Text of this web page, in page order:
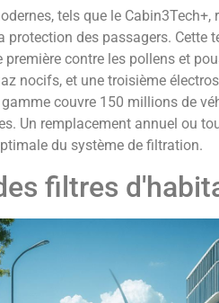
tels que le Cabin3Tech+,
protection des passagers. Cette
contre les pollens et
nocifs, et une troisième
couvre 150 millions de
Un remplacement annuel ou
du système de filtration.
filtres